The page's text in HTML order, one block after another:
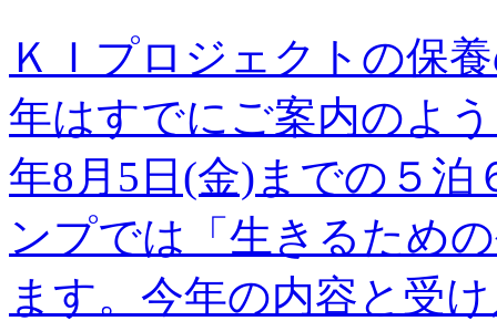
ＫＩプロジェクトの保
年はすでにご案内のよ
年8月5日(金)までの５
ンプでは「生きるため
ます。今年の内容と